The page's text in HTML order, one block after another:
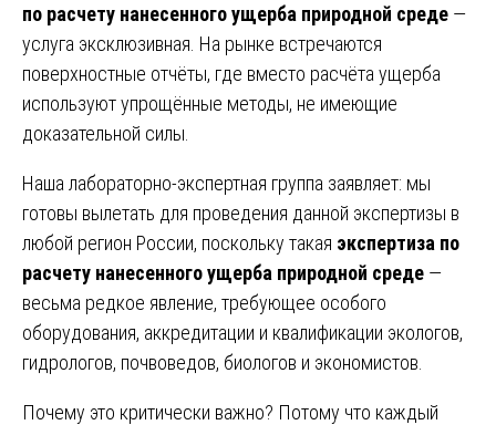
по расчету нанесенного ущерба природной среде —
услуга эксклюзивная. На рынке встречаются
поверхностные отчёты, где вместо расчёта ущерба
используют упрощённые методы, не имеющие
доказательной силы.
Наша лабораторно-экспертная группа заявляет: мы
готовы вылетать для проведения данной экспертизы в
любой регион России, поскольку такая экспертиза по
расчету нанесенного ущерба природной среде —
весьма редкое явление, требующее особого
оборудования, аккредитации и квалификации экологов,
гидрологов, почвоведов, биологов и экономистов.
Почему это критически важно? Потому что каждый